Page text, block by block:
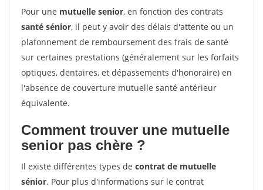
Pour une mutuelle senior, en fonction des contrats
santé sénior, il peut y avoir des délais d'attente ou un
plafonnement de remboursement des frais de santé
sur certaines prestations (généralement sur les forfaits
optiques, dentaires, et dépassements d'honoraire) en
l'absence de couverture mutuelle santé antérieur
équivalente.
Comment trouver une mutuelle
senior pas chère ?
Il existe différentes types de contrat de mutuelle
sénior. Pour plus d'informations sur le contrat